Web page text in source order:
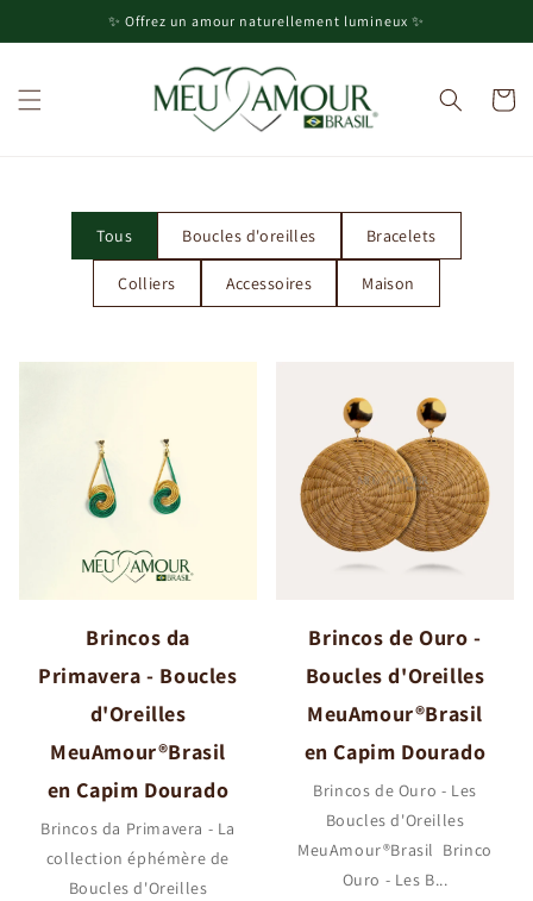
au
✨ Offrez un amour naturellement lumineux ✨
Panier
Tous Boucles d'oreilles Bracelets
Colliers Accessoires Maison
Brincos da
Primavera - Boucles
d'Oreilles
MeuAmour®Brasil
en Capim Dourado
Brincos da Primavera - La
collection éphémère de
Boucles d'Oreilles
Brincos de Ouro -
Boucles d'Oreilles
MeuAmour®Brasil
en Capim Dourado
Brincos de Ouro - Les
Boucles d'Oreilles
MeuAmour®Brasil Brinco
Ouro - Les B...